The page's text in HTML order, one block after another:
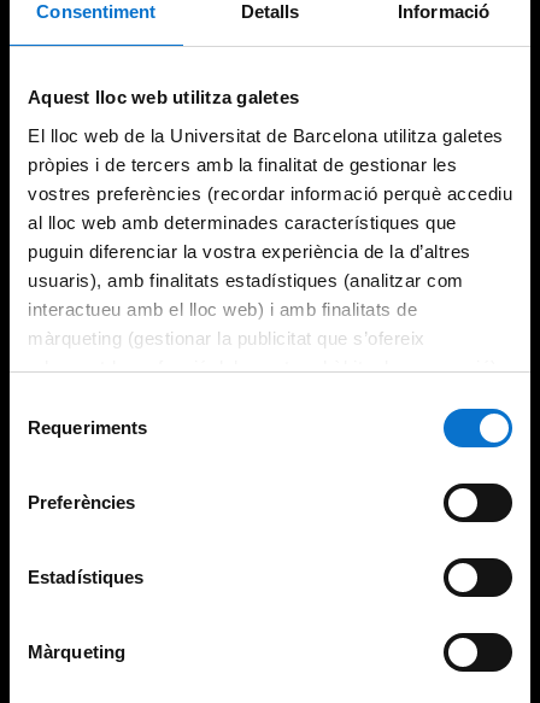
Consentiment Detalls Informació
Aquest lloc web utilitza galetes
El lloc web de la Universitat de Barcelona utilitza galetes
pròpies i de tercers amb la finalitat de gestionar les
vostres preferències (recordar informació perquè accediu
al lloc web amb determinades característiques que
puguin diferenciar la vostra experiència de la d’altres
usuaris), amb finalitats estadístiques (analitzar com
interactueu amb el lloc web) i amb finalitats de
màrqueting (gestionar la publicitat que s’ofereix
adequant-la en funció dels vostres hàbits de navegació).
consultar laPolítica de galetes del lloc web de la
Requeriments
Preferències
Estadístiques
Màrqueting